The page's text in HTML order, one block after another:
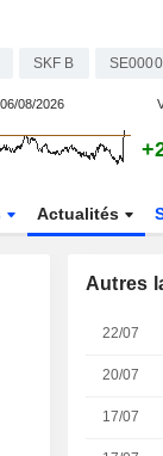
SKF B
08/2026
Actualités
Autres
22/07
20/07
17/07